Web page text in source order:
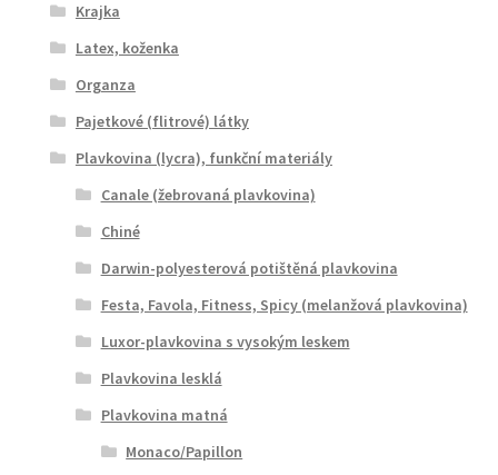
Krajka
Latex, koženka
Organza
Pajetkové (flitrové) látky
Plavkovina (lycra), funkční materiály
Canale (žebrovaná plavkovina)
Chiné
Darwin-polyesterová potištěná plavkovina
Festa, Favola, Fitness, Spicy (melanžová plavkovina)
Luxor-plavkovina s vysokým leskem
Plavkovina lesklá
Plavkovina matná
Monaco/Papillon